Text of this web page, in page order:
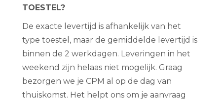
TOESTEL?
De exacte levertijd is afhankelijk van het
type toestel, maar de gemiddelde levertijd is
binnen de 2 werkdagen. Leveringen in het
weekend zijn helaas niet mogelijk. Graag
bezorgen we je CPM al op de dag van
thuiskomst. Het helpt ons om je aanvraag